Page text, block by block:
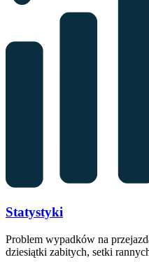
Statystyki
Problem wypadków na
dziesiątki zabitych, setki